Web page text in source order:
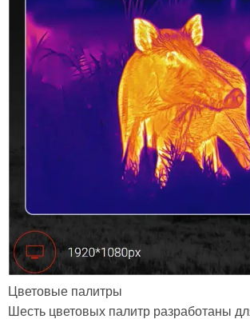
Цветовые палитры
Шесть цветовых палитр разработаны